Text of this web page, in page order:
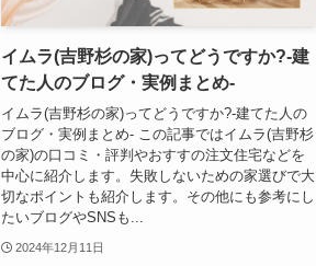
イムラ(吉野杉の家)ってどうですか?-建
てた人のブログ・実例まとめ-
イムラ(吉野杉の家)ってどうですか?-建てた人の
ブログ・実例まとめ- この記事ではイムラ(吉野杉
の家)の口コミ・評判やおすすの注文住宅などを
中心に紹介します。失敗しないための家選びで大
切なポイントも紹介します。その他にも参考にし
たいブログやSNSも...
2024年12月11日